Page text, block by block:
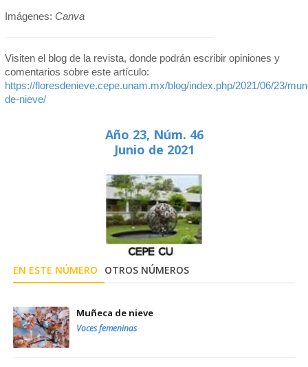
Imágenes: Canva
Visiten el blog de la revista, donde podrán escribir opiniones y
comentarios sobre este artículo:
https://floresdenieve.cepe.unam.mx/blog/index.php/2021/06/23/
de-nieve/
Año 23, Núm. 46
Junio de 2021
EN ESTE NÚMERO OTROS NÚMEROS
Muñeca de nieve
Voces femeninas